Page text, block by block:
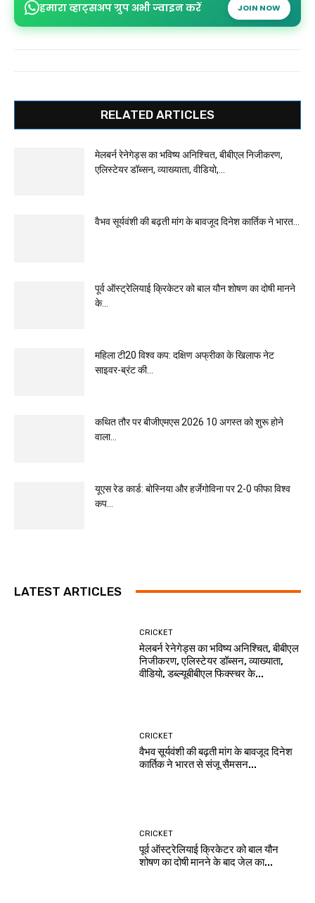
हमारा व्हाट्सअप ग्रुप अभी ज्वाइन करें JOIN NOW
RELATED ARTICLES
मेलबर्न रेनेगेड्स का भविष्य अनिश्चित, बीबीएल निजीकरण,
एलिस्टेयर डॉब्सन, व्याख्याता, वीडियो,...
वैभव सूर्यवंशी की बढ़ती मांग के बावजूद दिनेश कार्तिक ने भारत...
पूर्व ऑस्ट्रेलियाई क्रिकेटर को बाल यौन शोषण का दोषी मानने
के...
महिला टी20 विश्व कप: दक्षिण अफ्रीका के खिलाफ नेट
साइवर-ब्रंट की...
कथित तौर पर बीजीएमएस 2026 10 अगस्त को शुरू होने
वाला...
यूएस रेड कार्ड: बोस्निया और हर्जेगोविना पर 2-0 फीफा विश्व
कप...
LATEST ARTICLES
CRICKET
मेलबर्न रेनेगेड्स का भविष्य अनिश्चित, बीबीएल
निजीकरण, एलिस्टेयर डॉब्सन, व्याख्याता,
वीडियो, डब्ल्यूबीबीएल फिक्स्चर के...
CRICKET
वैभव सूर्यवंशी की बढ़ती मांग के बावजूद दिनेश
कार्तिक ने भारत से संजू सैमसन...
CRICKET
पूर्व ऑस्ट्रेलियाई क्रिकेटर को बाल यौन
शोषण का दोषी मानने के बाद जेल का...